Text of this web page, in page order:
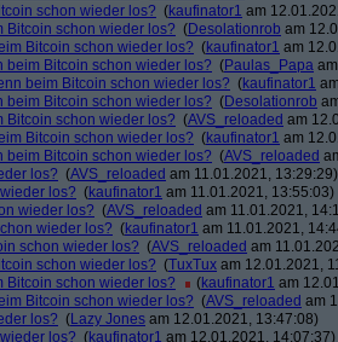
schon wieder los? (kaufinator1 am
Bitcoin schon wieder los? (Desolationrob am
Bitcoin schon wieder los? (kaufinator1 am
beim Bitcoin schon wieder los? (Paulas_Papa
beim Bitcoin schon wieder los? (kaufinator1
beim Bitcoin schon wieder los? (Desolationrob
Bitcoin schon wieder los? (AVS_reloaded am
Bitcoin schon wieder los? (kaufinator1 am
beim Bitcoin schon wieder los? (AVS_reloaded
los? (AVS_reloaded am 11.01.2021, 13:29:29)
los? (kaufinator1 am 11.01.2021, 13:55:03)
wieder los? (AVS_reloaded am 11.01.2021,
wieder los? (kaufinator1 am 11.01.2021,
schon wieder los? (AVS_reloaded am
schon wieder los? (TuxTux am 12.01.2021,
Bitcoin schon wieder los?
(kaufinator1 am
Bitcoin schon wieder los? (AVS_reloaded am
los? (Lazy Jones am 12.01.2021, 13:47:08)
los? (kaufinator1 am 12.01.2021, 14:07:37)